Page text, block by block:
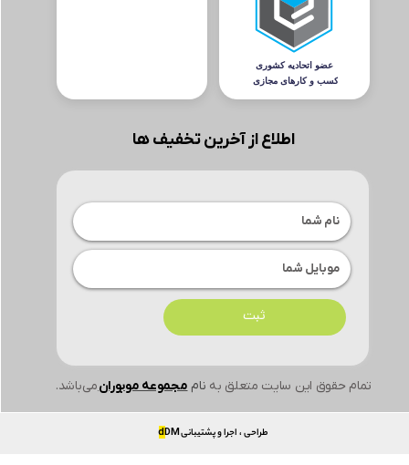
تمام حقوق این سایت متعلق به ناممجموعه موبورانمی‌باشد.
اطلاع از آخرین تخفیف ها
ثبت
طراحی ، اجرا و پشتیبانی dDM